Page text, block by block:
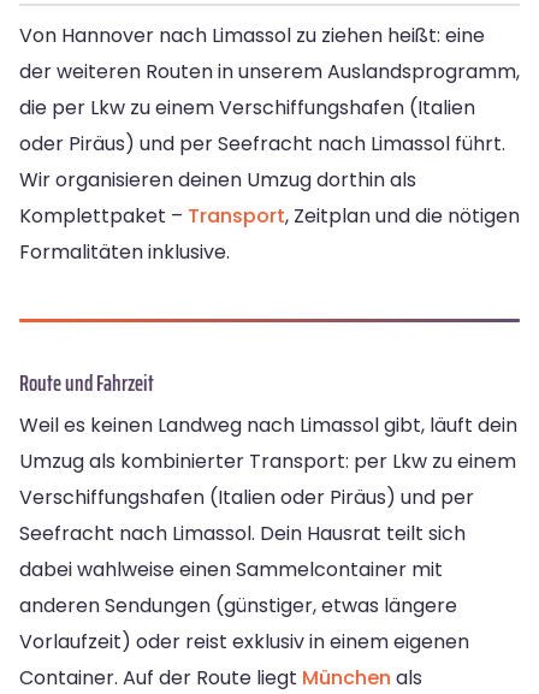
Von Hannover nach Limassol zu ziehen heißt: eine
der weiteren Routen in unserem Auslandsprogramm,
die per Lkw zu einem Verschiffungshafen (Italien
oder Piräus) und per Seefracht nach Limassol führt.
Wir organisieren deinen Umzug dorthin als
Komplettpaket – Transport, Zeitplan und die nötigen
Formalitäten inklusive.
Route und Fahrzeit
Weil es keinen Landweg nach Limassol gibt, läuft dein
Umzug als kombinierter Transport: per Lkw zu einem
Verschiffungshafen (Italien oder Piräus) und per
Seefracht nach Limassol. Dein Hausrat teilt sich
dabei wahlweise einen Sammelcontainer mit
anderen Sendungen (günstiger, etwas längere
Vorlaufzeit) oder reist exklusiv in einem eigenen
Container. Auf der Route liegt München als